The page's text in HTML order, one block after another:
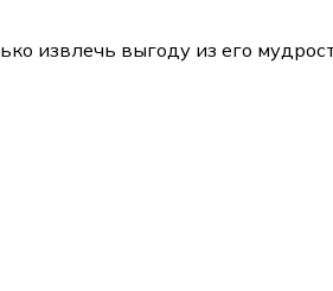
извлечь выгоду из его